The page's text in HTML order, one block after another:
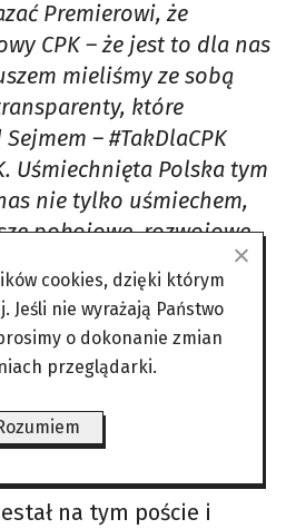
Premierowi, że
CPK – że jest to dla nas
mieliśmy ze sobą
które
– #TakDlaCPK
Uśmiechnięta Polska tym
nie tylko uśmiechem,
pokojowe, rozwojowe
ludzi, że po ok. 10
i siłą zniszczyć
jednoczesnym
kacapów czy
a wszystko to w czasie
z agenturą rosyjską w
na tym poście i
cookies, dzięki którym
Jeśli nie wyrażają Państwo
o dokonanie zmian
przeglądarki.